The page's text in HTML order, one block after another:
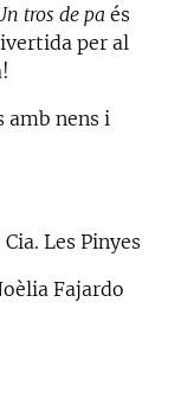
tros de pa és
per al
amb nens i
Les Pinyes
Fajardo